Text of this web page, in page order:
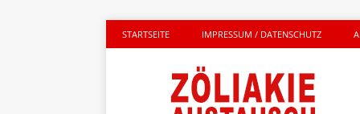
STARTSEITE IMPRESSUM / DATENSCHUTZ